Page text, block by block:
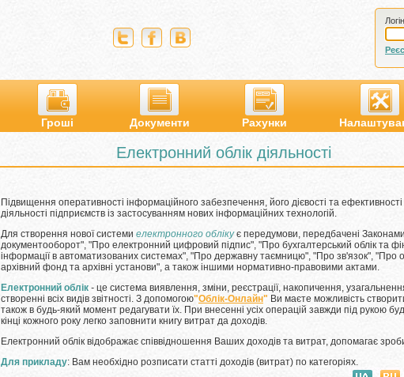
Гроші Документи Рахунки
Електронний облік діяльності
Підвищення оперативності інформаційного забезпечення, його дієвості та
діяльності підприємств із застосуванням нових інформаційних технологій.
Для створення нової системи електронного облікує передумови, передбачені
документооборот", "Про електронний цифровий підпис", "Про бухгалтерський облік та
інформації в автоматизованих системах", "Про державну таємницю", "Про зв'язок", "Про
архівний фонд та архівні установи", а також іншими нормативно-правовими актами.
Електронний облік - це система виявлення, зміни, реєстрації, накопичення,
створенні всіх видів звітності. З допомогою"Облік-Онлайн" Ви маєте можливість створити
також в будь-який момент редагувати їх. При внесенні усіх операцій завжди під рукою
кінці кожного року легко заповнити книгу витрат да доходів.
Електронний облік відображає співвідношення Ваших доходів та витрат, допомагає
Для прикладу: Вам необхідно розписати статті доходів (витрат) по категоріях.